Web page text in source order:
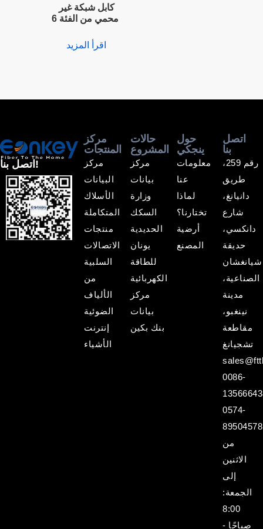
كابل شبكة غير
اقرأ المزيد
مركز
المنتجات
مركز
البيانات
الأسلاك
المتكاملة
منتجات
الاتصالات
السلبية
من
الألياف
الضوئية
إنترنت
الأشياء
حالات
المشروع
مركز
بيانات
وزارة
السكك
الحديدية
يونان
للطاقة
الكهربائية
مركز
بيانات
بنك بكين
حول
ينجكي
معلومات
عنا
لماذا
تختارنا؟
أرضية
المصنع
اتصل
بنا
رقم 259،
طريق
دانيانغ،
شارع
دانكسي،
حديقة
شيانغشان
الصناعية،
مدينة
نينغبو،
مقاطعة
0086-
0574-
89504578
من
الاثنين
إلى
الجمعة:
8:00
صباحًا -
اتصل بنا!